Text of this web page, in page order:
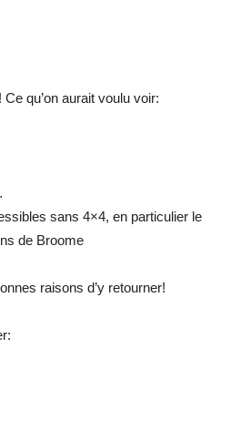
qu’on aurait voulu voir:
sans 4×4, en particulier le
de Broome
raisons d’y retourner!